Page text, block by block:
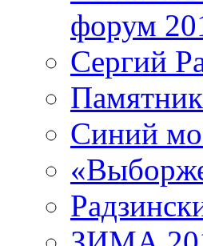
форум
Сергий
Синий